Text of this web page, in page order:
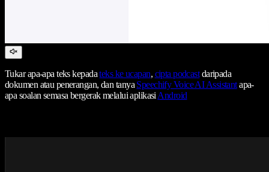
Tukar apa-apa teks kepadateks ke ucapan, cipta podcastdaripada
dokumen atau penerangan, dan tanyaSpeechify Voice AI Assistantapa-
apa soalan semasa bergerak melalui aplikasiAndroid